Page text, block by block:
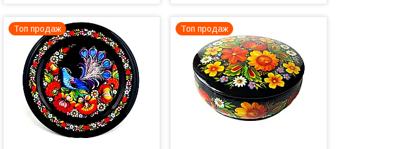
Топ продаж Топ продаж